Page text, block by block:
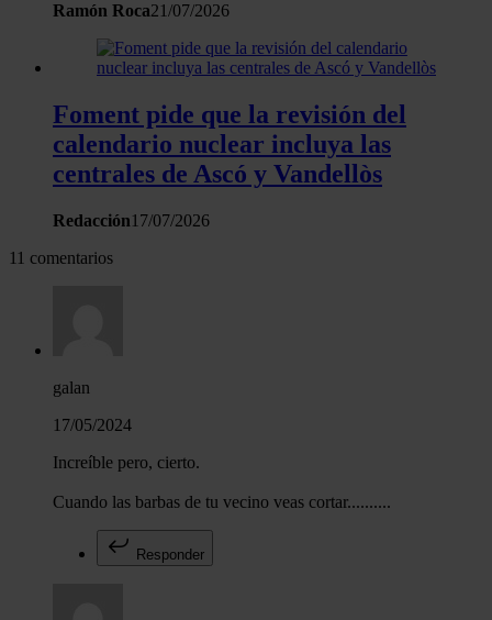
Ramón Roca21/07/2026
Foment pide que la revisión del
calendario nuclear incluya las
centrales de Ascó y Vandellòs
Redacción17/07/2026
11 comentarios
galan
17/05/2024
Increíble pero, cierto.
Cuando las barbas de tu vecino veas cortar..........
Responder